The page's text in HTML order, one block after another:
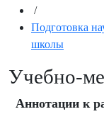
/
Подготовка
школы
Учебно-
Аннотации к